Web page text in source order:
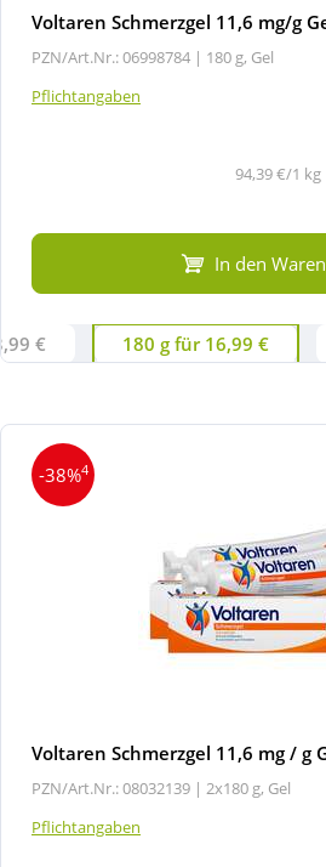
Voltaren Schmerzgel 11,6 mg/g
PZN/Art.Nr.: 06998784 | 180 g, Gel
Pflichtangaben
94,39 €/1
In den
€ 180 g für 16,99 €
-38%4
Voltaren Schmerzgel 11,6 mg / g
PZN/Art.Nr.: 08032139 | 2x180 g, Gel
Pflichtangaben